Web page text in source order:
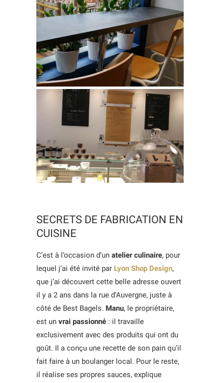
SECRETS DE FABRICATION EN
CUISINE
C’est à l’occasion d’un atelier culinaire, pour
lequel j’ai été invité par Lyon Shop Design,
que j’ai découvert cette belle adresse ouvert
il y a 2 ans dans la rue d’Auvergne, juste à
côté de Best Bagels. Manu, le propriétaire,
est un vrai passionné : il travaille
exclusivement avec des produits qui ont du
goût. Il a conçu une recette de son pain qu’il
fait faire à un boulanger local. Pour le reste,
il réalise ses propres sauces, explique